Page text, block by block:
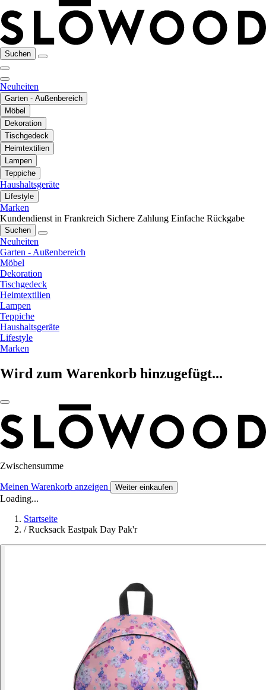
Suchen
Neuheiten
Garten - Außenbereich
Möbel
Dekoration
Tischgedeck
Heimtextilien
Lampen
Teppiche
Haushaltsgeräte
Lifestyle
Marken
Kundendienst in Frankreich Sichere Zahlung Einfache Rückgabe
Suchen
Neuheiten
Garten - Außenbereich
Möbel
Dekoration
Tischgedeck
Heimtextilien
Lampen
Teppiche
Haushaltsgeräte
Lifestyle
Marken
Wird zum Warenkorb hinzugefügt...
Zwischensumme
Meinen Warenkorb anzeigen Weiter einkaufen
Loading...
Startseite
/ Rucksack Eastpak Day Pak'r